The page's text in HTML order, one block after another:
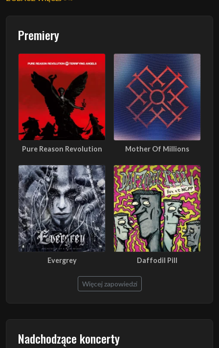
Premiery
Pure Reason Revolution Mother Of Millions
Evergrey Daffodil Pill
Więcej zapowiedzi
Nadchodzące koncerty